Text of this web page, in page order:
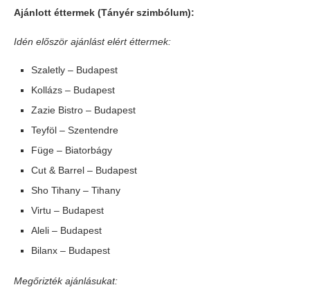
Ajánlott éttermek (Tányér szimbólum):
Idén először ajánlást elért éttermek:
Szaletly – Budapest
Kollázs – Budapest
Zazie Bistro – Budapest
Teyföl – Szentendre
Füge – Biatorbágy
Cut & Barrel – Budapest
Sho Tihany – Tihany
Virtu – Budapest
Aleli – Budapest
Bilanx – Budapest
Megőrizték ajánlásukat: